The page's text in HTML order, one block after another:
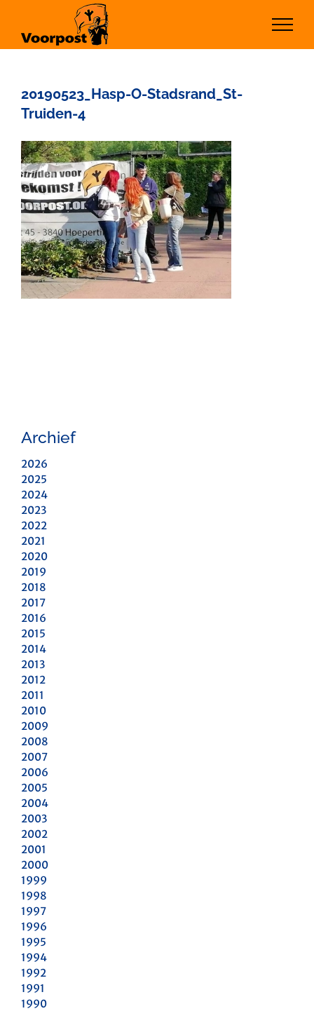
inhoud
20190523_Hasp-O-Stadsrand_St-
Truiden-4
Archief
2026
2025
2024
2023
2022
2021
2020
2019
2018
2017
2016
2015
2014
2013
2012
2011
2010
2009
2008
2007
2006
2005
2004
2003
2002
2001
2000
1999
1998
1997
1996
1995
1994
1992
1991
1990